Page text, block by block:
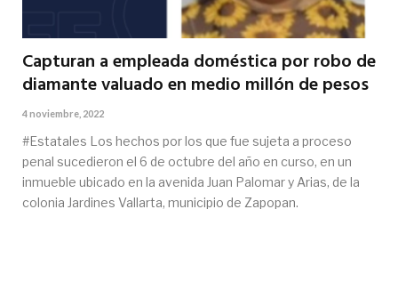
Capturan a empleada doméstica por robo de
diamante valuado en medio millón de pesos
4 noviembre, 2022
#Estatales Los hechos por los que fue sujeta a proceso
penal sucedieron el 6 de octubre del año en curso, en un
inmueble ubicado en la avenida Juan Palomar y Arias, de la
colonia Jardines Vallarta, municipio de Zapopan.